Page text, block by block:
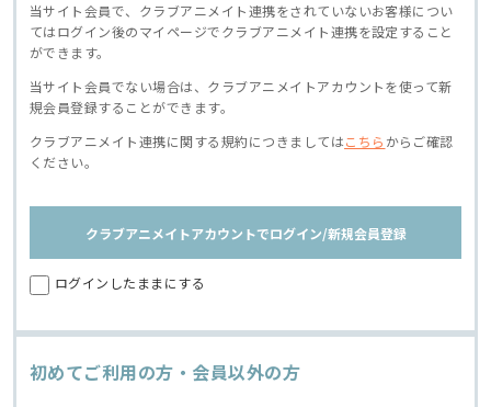
当サイト会員で、クラブアニメイト連携をされていないお客様につい
てはログイン後のマイページでクラブアニメイト連携を設定すること
ができます。
当サイト会員でない場合は、クラブアニメイトアカウントを使って新
規会員登録することができます。
クラブアニメイト連携に関する規約につきましてはこちら からご確認
ください。
クラブアニメイトアカウントでログイン/新規会員登録
ログインしたままにする
初めてご利用の方・会員以外の方